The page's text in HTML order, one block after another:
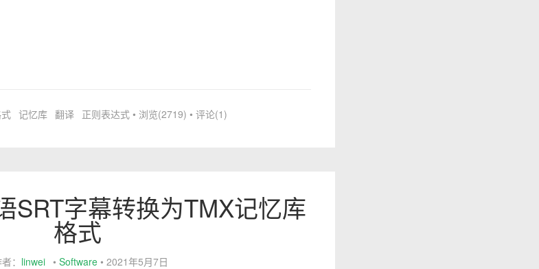
记忆库 翻译 正则表达式 • 浏览(2719) • 评论(1)
SRT字幕转换为TMX记忆库
格式
： linwei • Software• 2021年5月7日